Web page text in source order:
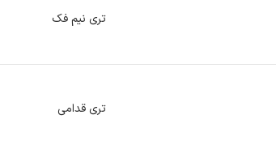
تری نیم فک
تری قدامی